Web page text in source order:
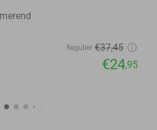
Regulier €37,45
€24,95